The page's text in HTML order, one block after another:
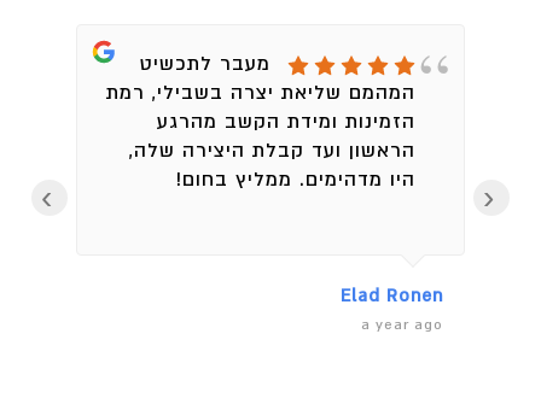
מעבר לתכשיט
המהמם שליאת יצרה בשבילי, רמת
הזמינות ומידת הקשב מהרגע
הראשון ועד קבלת היצירה שלה,
היו מדהימים. ממליץ בחום!
Elad Ronen
a year ago
‹
›